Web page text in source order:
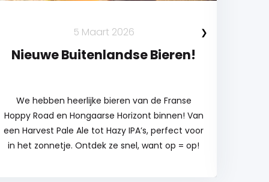
5 Maart 2026
Nieuwe Buitenlandse Bieren!
We hebben heerlijke bieren van de Franse
Hoppy Road en Hongaarse Horizont binnen! Van
een Harvest Pale Ale tot Hazy IPA’s, perfect voor
in het zonnetje. Ontdek ze snel, want op = op!